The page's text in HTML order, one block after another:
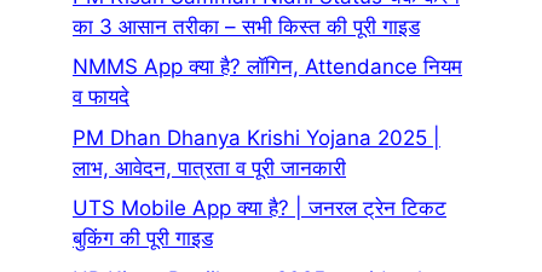
का 3 आसान तरीका – सभी किस्त की पूरी गाइड
NMMS App क्या है? लॉगिन, Attendance नियम
व फायदे
PM Dhan Dhanya Krishi Yojana 2025 |
लाभ, आवेदन, पात्रता व पूरी जानकारी
UTS Mobile App क्या है? | जनरल ट्रेन टिकट
बुकिंग की पूरी गाइड